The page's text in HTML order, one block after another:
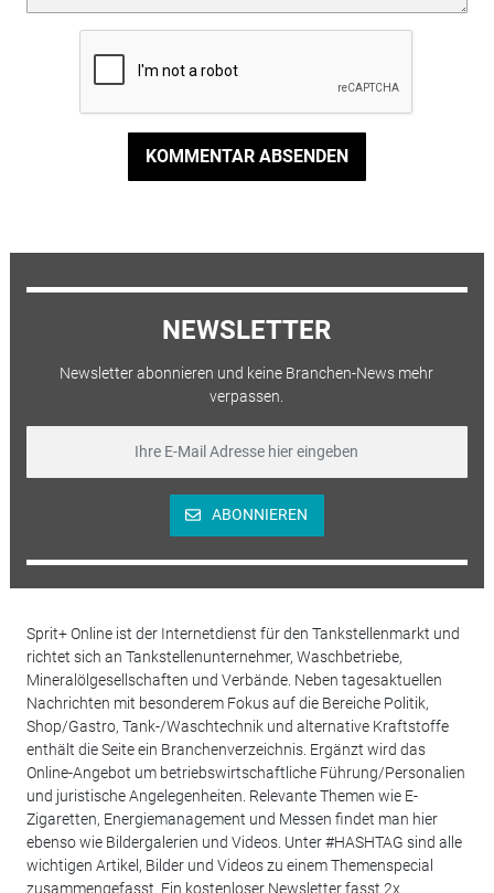
KOMMENTAR ABSENDEN
NEWSLETTER
Newsletter abonnieren und keine Branchen-News mehr
verpassen.
ABONNIEREN
Sprit+ Online ist der Internetdienst für den Tankstellenmarkt und
richtet sich an Tankstellenunternehmer, Waschbetriebe,
Mineralölgesellschaften und Verbände. Neben tagesaktuellen
Nachrichten mit besonderem Fokus auf die Bereiche Politik,
Shop/Gastro, Tank-/Waschtechnik und alternative Kraftstoffe
enthält die Seite ein Branchenverzeichnis. Ergänzt wird das
Online-Angebot um betriebswirtschaftliche Führung/Personalien
und juristische Angelegenheiten. Relevante Themen wie E-
Zigaretten, Energiemanagement und Messen findet man hier
ebenso wie Bildergalerien und Videos. Unter #HASHTAG sind alle
wichtigen Artikel, Bilder und Videos zu einem Themenspecial
zusammengefasst. Ein kostenloser Newsletter fasst 2x